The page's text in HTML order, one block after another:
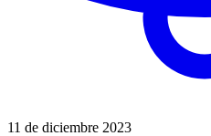
11 de diciembre 2023